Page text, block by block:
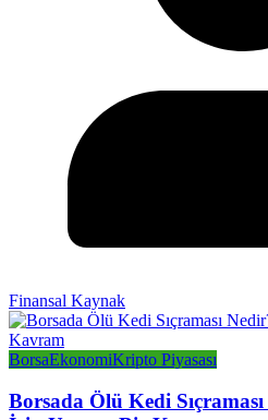
Finansal Kaynak
BorsaEkonomiKripto Piyasası
Borsada Ölü Kedi